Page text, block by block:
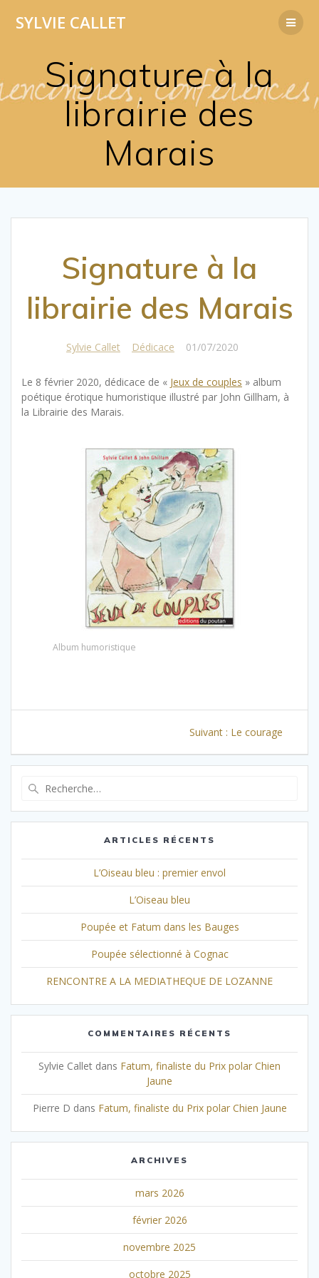
SYLVIE CALLET
Signature à la
librairie des
Marais
Signature à la
librairie des Marais
Sylvie Callet Dédicace 01/07/2020
Le 8 février 2020, dédicace de « Jeux de couples » album
poétique érotique humoristique illustré par John Gillham, à
la Librairie des Marais.
Album humoristique
l’article
Suivant : Article
Le courage
:
ARTICLES RÉCENTS
L’Oiseau bleu : premier envol
L’Oiseau bleu
Poupée et Fatum dans les Bauges
Poupée sélectionné à Cognac
RENCONTRE A LA MEDIATHEQUE DE LOZANNE
COMMENTAIRES RÉCENTS
Sylvie Callet dans Fatum, finaliste du Prix polar Chien
Jaune
Pierre D dans Fatum, finaliste du Prix polar Chien Jaune
ARCHIVES
mars 2026
février 2026
novembre 2025
octobre 2025